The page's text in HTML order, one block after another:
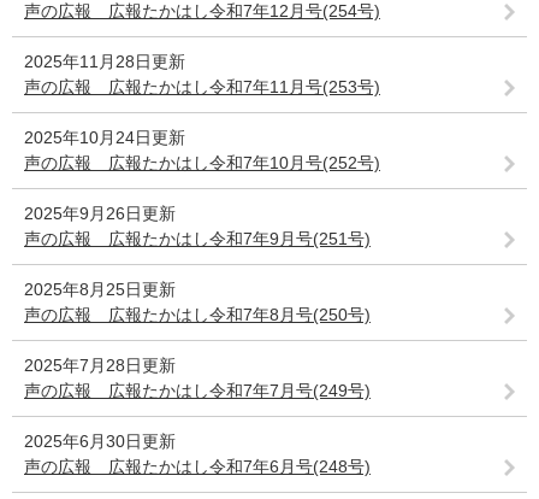
声の広報 広報たかはし令和7年12月号(254号)
2025年11月28日更新
声の広報 広報たかはし令和7年11月号(253号)
2025年10月24日更新
声の広報 広報たかはし令和7年10月号(252号)
2025年9月26日更新
声の広報 広報たかはし令和7年9月号(251号)
2025年8月25日更新
声の広報 広報たかはし令和7年8月号(250号)
2025年7月28日更新
声の広報 広報たかはし令和7年7月号(249号)
2025年6月30日更新
声の広報 広報たかはし令和7年6月号(248号)